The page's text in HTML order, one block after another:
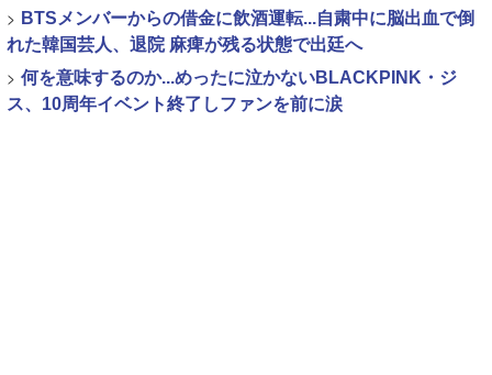
> BTSメンバーからの借金に飲酒運転...自粛中に脳出血で倒
れた韓国芸人、退院 麻痺が残る状態で出廷へ
> 何を意味するのか...めったに泣かないBLACKPINK・ジ
ス、10周年イベント終了しファンを前に涙